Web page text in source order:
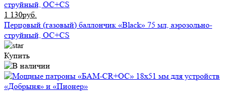
1 130руб.
Перцовый (газовый) баллончик «Black» 75 мл, аэрозольно-
струйный, ОC+CS
Купить